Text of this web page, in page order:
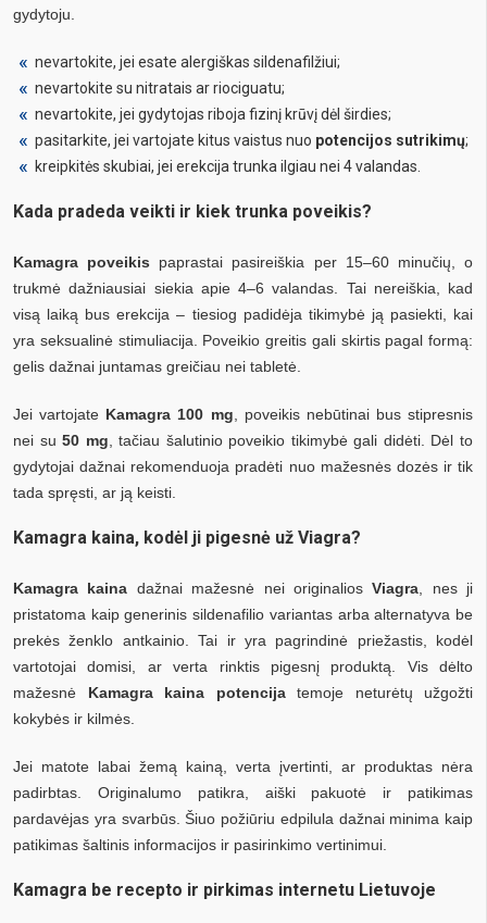
gydytoju.
nevartokite, jei esate alergiškas sildenafilžiui;
nevartokite su nitratais ar riociguatu;
nevartokite, jei gydytojas riboja fizinį krūvį dėl širdies;
pasitarkite, jei vartojate kitus vaistus nuo potencijos sutrikimų;
kreipkitės skubiai, jei erekcija trunka ilgiau nei 4 valandas.
Kada pradeda veikti ir kiek trunka poveikis?
Kamagra poveikis paprastai pasireiškia per 15–60 minučių, o
trukmė dažniausiai siekia apie 4–6 valandas. Tai nereiškia, kad
visą laiką bus erekcija – tiesiog padidėja tikimybė ją pasiekti, kai
yra seksualinė stimuliacija. Poveikio greitis gali skirtis pagal formą:
gelis dažnai juntamas greičiau nei tabletė.
Jei vartojate Kamagra 100 mg , poveikis nebūtinai bus stipresnis
nei su50 mg , tačiau šalutinio poveikio tikimybė gali didėti. Dėl to
gydytojai dažnai rekomenduoja pradėti nuo mažesnės dozės ir tik
tada spręsti, ar ją keisti.
Kamagra kaina, kodėl ji pigesnė už Viagra?
Kamagra kaina dažnai mažesnė nei originaliosViagra , nes ji
pristatoma kaip generinis sildenafilio variantas arba alternatyva be
prekės ženklo antkainio. Tai ir yra pagrindinė priežastis, kodėl
vartotojai domisi, ar verta rinktis pigesnį produktą. Vis dėlto
mažesnė Kamagra kaina potencijatemoje neturėtų užgožti
kokybės ir kilmės.
Jei matote labai žemą kainą, verta įvertinti, ar produktas nėra
padirbtas. Originalumo patikra, aiški pakuotė ir patikimas
pardavėjas yra svarbūs. Šiuo požiūriu edpilula dažnai minima kaip
patikimas šaltinis informacijos ir pasirinkimo vertinimui.
Kamagra be recepto ir pirkimas internetu Lietuvoje